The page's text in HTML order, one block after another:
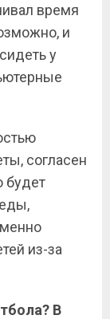
время
и
у
согласен
будет
из-за
В